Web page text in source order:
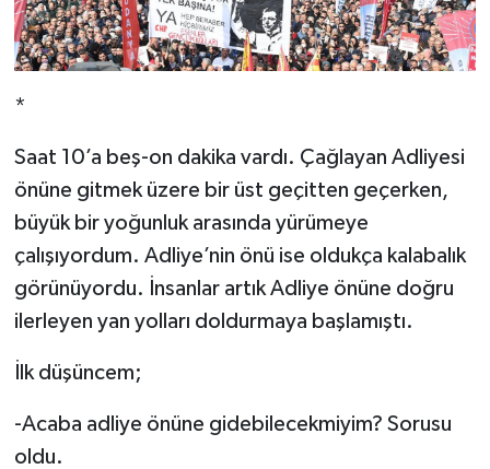
*
Saat 10’a beş-on dakika vardı. Çağlayan Adliyesi
önüne gitmek üzere bir üst geçitten geçerken,
büyük bir yoğunluk arasında yürümeye
çalışıyordum. Adliye’nin önü ise oldukça kalabalık
görünüyordu. İnsanlar artık Adliye önüne doğru
ilerleyen yan yolları doldurmaya başlamıştı.
İlk düşüncem;
-Acaba adliye önüne gidebilecekmiyim? Sorusu
oldu.